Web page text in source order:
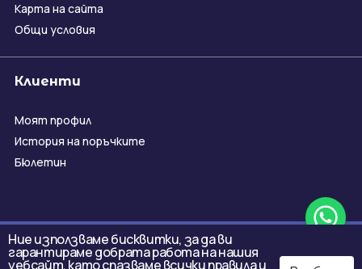
Ние използваме бисквитки, за да ви
гарантираме добрата работа на нашия
уебсайт, като спазваме всички правила и
Карта на сайта
Общи условия
Клиенти
Моят профил
История на поръчките
Бюлетин